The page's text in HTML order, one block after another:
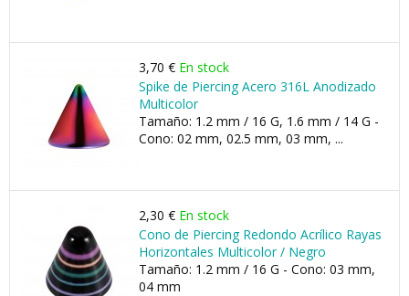
3,70 € En stock
Spike de Piercing Acero 316L Anodizado
Multicolor
Tamaño: 1.2 mm / 16 G, 1.6 mm / 14 G -
Cono: 02 mm, 02.5 mm, 03 mm, ...
2,30 € En stock
Cono de Piercing Redondo Acrílico Rayas
Horizontales Multicolor / Negro
Tamaño: 1.2 mm / 16 G - Cono: 03 mm,
04 mm